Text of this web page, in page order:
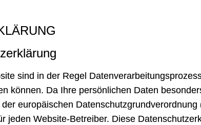
sind in der Regel
können. Da Ihre persönlichen Daten
europäischen
jeden Website-Betreiber. Diese